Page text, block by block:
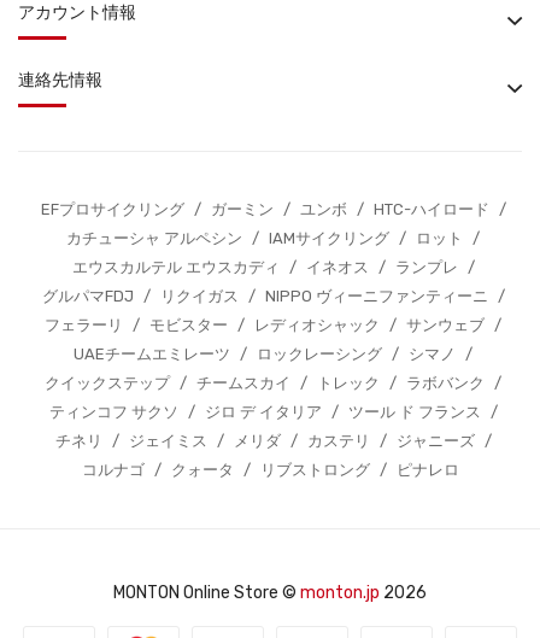
アカウント情報
連絡先情報
EFプロサイクリング / ガーミン / ユンボ / HTC-ハイロード
/
カチューシャ アルペシン
/ IAMサイクリング / ロット
/
エウスカルテル エウスカディ
/ イネオス / ランプレ
/
グルパマFDJ
/ リクイガス / NIPPO ヴィーニファンティーニ
/
フェラーリ
/ モビスター / レディオシャック / サンウェブ /
UAEチームエミレーツ
/ ロックレーシング / シマノ
/
クイックステップ / チームスカイ / トレック / ラボバンク
/
ティンコフ サクソ
/ ジロ デ イタリア / ツール ド フランス
/
チネリ
/ ジェイミス / メリダ / カステリ / ジャニーズ
/
コルナゴ
/ クォータ / リブストロング / ピナレロ
MONTON Online Store © monton.jp 2026